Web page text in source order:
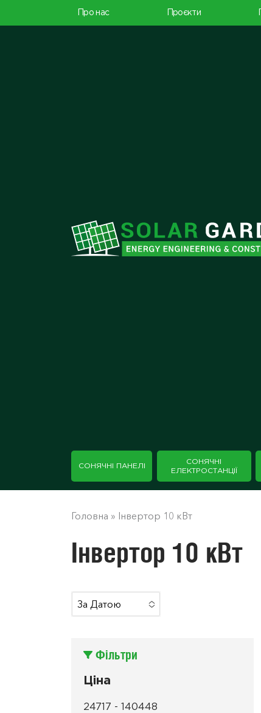
Про нас Проєкти
СОНЯЧНІ ПАНЕЛІ
СОНЯЧНІ
ЕЛЕКТРОСТАНЦІЇ
Головна » Інвертор 10 кВт
Інвертор 10 кВт
За Датою
Фільтри
Ціна
24717 - 140448